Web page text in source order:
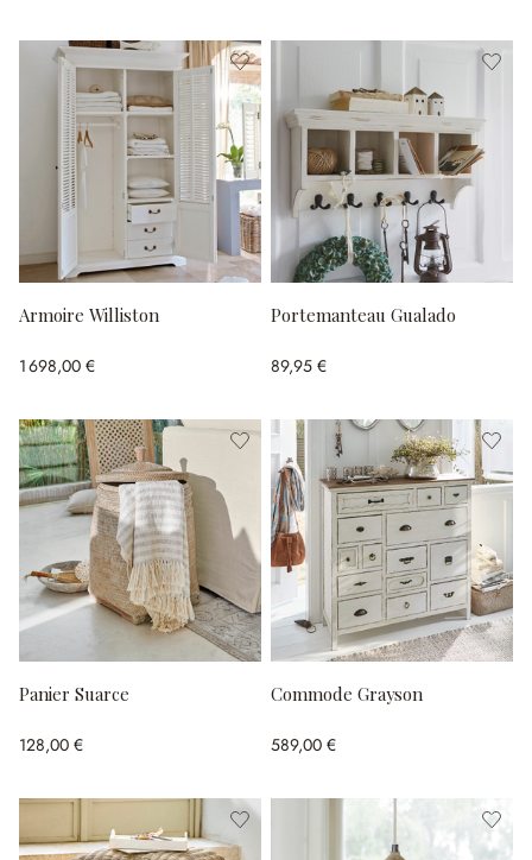
Armoire Williston
1 698,00 €
Portemanteau Gualado
89,95 €
Panier Suarce
128,00 €
Commode Grayson
589,00 €